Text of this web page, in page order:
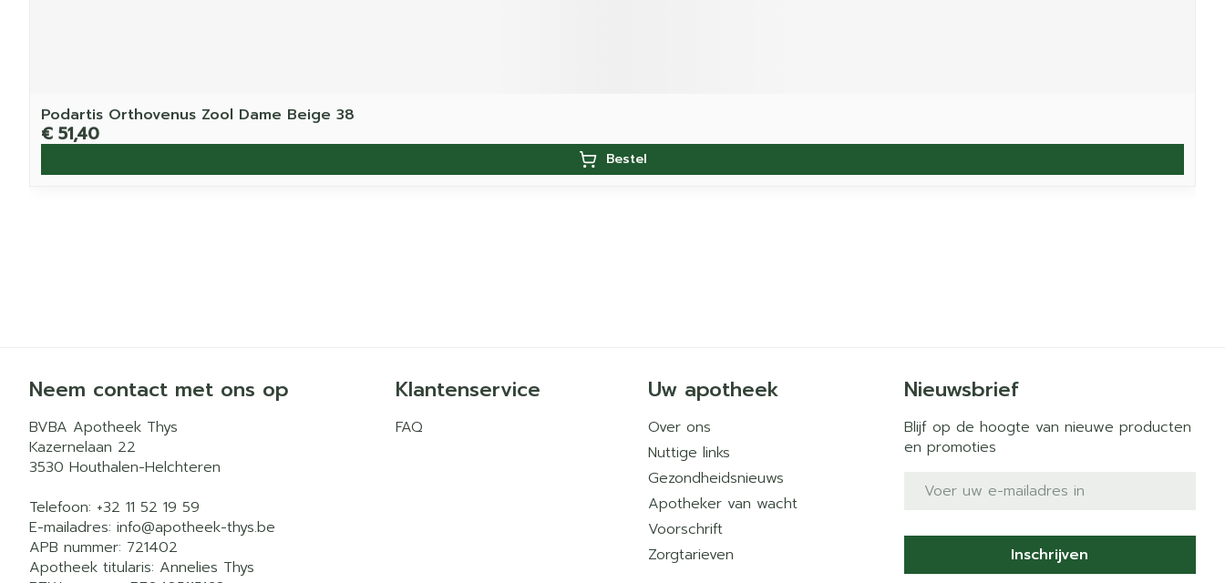
Podartis Orthovenus Zool Dame Beige 38
€ 51,40
Bestel
Neem contact met ons op
BVBA Apotheek Thys
Kazernelaan 22
3530 Houthalen-Helchteren
Telefoon: +32 11 52 19 59
E-mailadres: info@apotheek-thys.be
APB nummer: 721402
Apotheek titularis: Annelies Thys
Klantenservice
FAQ
Uw apotheek
Over ons
Nuttige links
Gezondheidsnieuws
Apotheker van wacht
Voorschrift
Zorgtarieven
Nieuwsbrief
Blijf op de hoogte van nieuwe producten
en promoties
E-mail adres
Inschrijven